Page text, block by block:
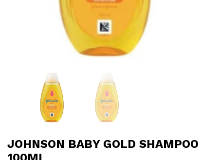
JOHNSON BABY GOLD SHAMPOO